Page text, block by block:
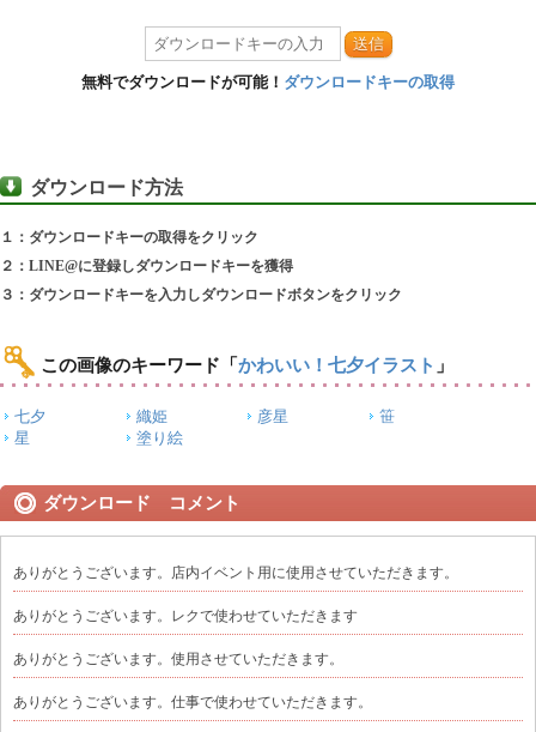
送信
無料でダウンロードが可能！ ダウンロードキーの取得
ダウンロード方法
１：ダウンロードキーの取得をクリック
２：LINE@に登録しダウンロードキーを獲得
３：ダウンロードキーを入力しダウンロードボタンをクリック
この画像のキーワード 「 かわいい！七夕イラスト 」
七夕 織姫 彦星
笹
星
塗り絵
ダウンロード コメント
ありがとうございます。店内イベント用に使用させていただきます。
ありがとうございます。レクで使わせていただきます
ありがとうございます。使用させていただきます。
ありがとうございます。仕事で使わせていただきます。